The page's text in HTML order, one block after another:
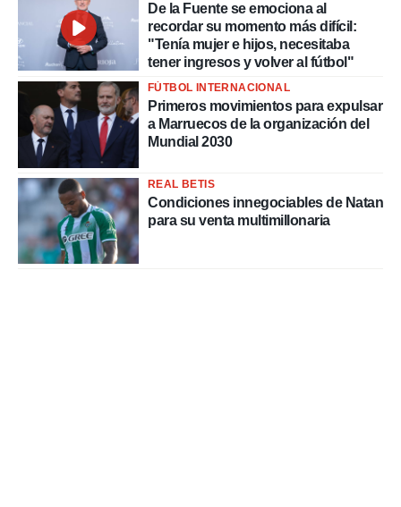
De la Fuente se emociona al
recordar su momento más difícil:
"Tenía mujer e hijos, necesitaba
tener ingresos y volver al fútbol"
FÚTBOL INTERNACIONAL
Primeros movimientos para expulsar
a Marruecos de la organización del
Mundial 2030
REAL BETIS
Condiciones innegociables de Natan
para su venta multimillonaria